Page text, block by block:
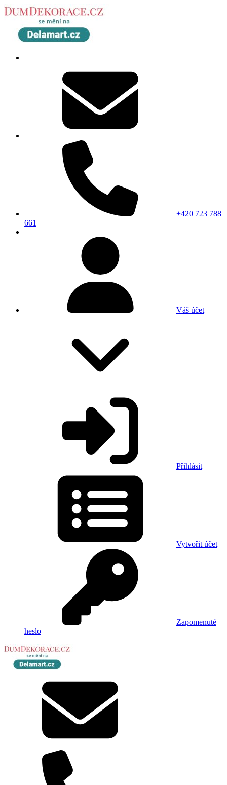
+420 723 788
661
Váš účet
Přihlásit
Vytvořit účet
Zapomenuté
heslo